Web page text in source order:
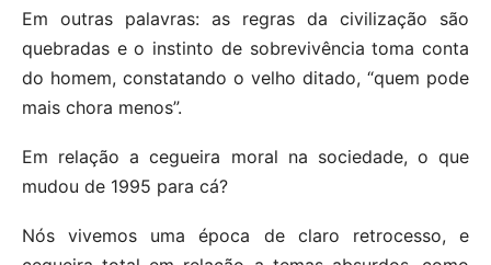
Em outras palavras: as regras da civilização são
quebradas e o instinto de sobrevivência toma conta
do homem, constatando o velho ditado, “quem pode
mais chora menos”.
Em relação a cegueira moral na sociedade, o que
mudou de 1995 para cá?
Nós vivemos uma época de claro retrocesso, e